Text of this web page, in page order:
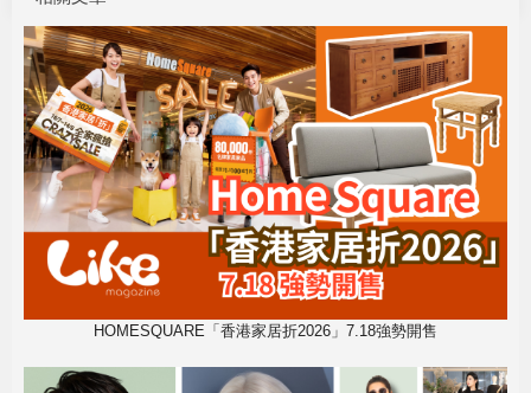
HOMESQUARE「香港家居折2026」7.18強勢開售